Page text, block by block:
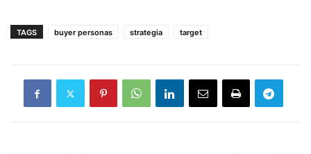
TAGS buyer personas strategia target